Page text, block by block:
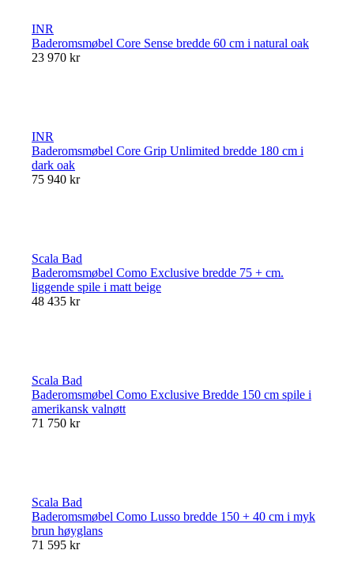
INR
Baderomsmøbel Core Sense bredde 60 cm i natural oak
23 970 kr
INR
Baderomsmøbel Core Grip Unlimited bredde 180 cm i
dark oak
75 940 kr
Scala Bad
Baderomsmøbel Como Exclusive bredde 75 + cm.
liggende spile i matt beige
48 435 kr
Scala Bad
Baderomsmøbel Como Exclusive Bredde 150 cm spile i
amerikansk valnøtt
71 750 kr
Scala Bad
Baderomsmøbel Como Lusso bredde 150 + 40 cm i myk
brun høyglans
71 595 kr